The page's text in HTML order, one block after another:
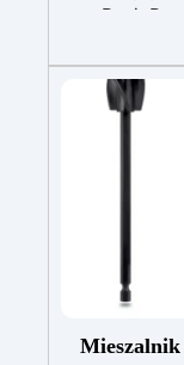
ResinPro
do dużych
pewność
Twoimi
ResinPro